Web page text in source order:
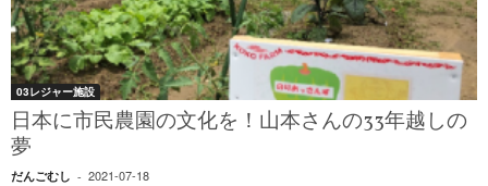
03レジャー施設
日本に市民農園の文化を！山本さんの33年越しの
夢
だんごむし - 2021-07-18